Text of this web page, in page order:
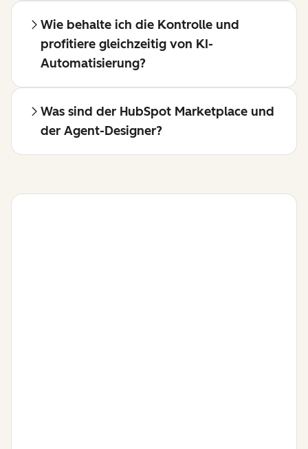
Wie behalte ich die Kontrolle und
profitiere gleichzeitig von KI-
Automatisierung?
Was sind der HubSpot Marketplace und
der Agent-Designer?